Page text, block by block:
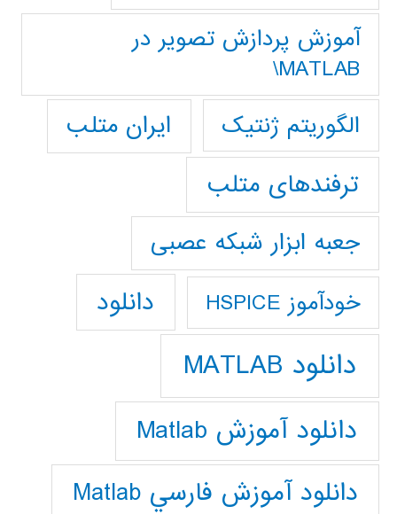
آموزش پردازش تصوير در
MATLAB\
الگوریتم ژنتیک
ایران متلب
ترفندهای متلب
جعبه ابزار شبکه عصبی
خودآموز HSPICE دانلود
دانلود MATLAB
دانلود آموزش Matlab
دانلود آموزش فارسي Matlab